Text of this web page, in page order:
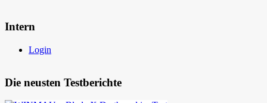
Intern
Login
Die neusten Testberichte